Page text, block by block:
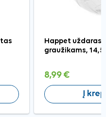
Happet uždaras
graužikams, 14,5
8,99 €
Į